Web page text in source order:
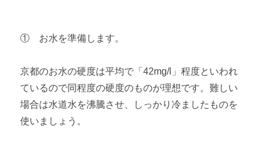
① お水を準備します。
京都のお水の硬度は平均で「42mg/l」程度といわれ
ているので同程度の硬度のものが理想です。難しい
場合は水道水を沸騰させ、しっかり冷ましたものを
使いましょう。